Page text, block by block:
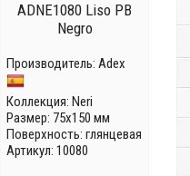
ADNE1080 Liso PB
Negro
Производитель: Adex
Коллекция: Neri
Размер: 75x150 мм
Поверхность: глянцевая
Артикул: 10080